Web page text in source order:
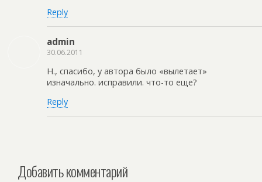
Reply
admin
30.06.2011
Н., спасибо, у автора было «вылетает»
изначально. исправили. что-то еще?
Reply
Добавить комментарий